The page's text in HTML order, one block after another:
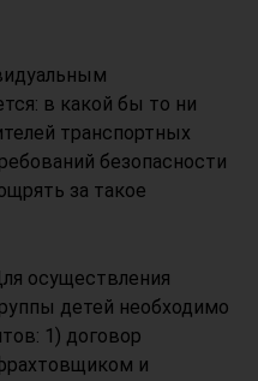
в какой бы то ни
транспортных
безопасности
за такое
осуществления
детей необходимо
1) договор
и